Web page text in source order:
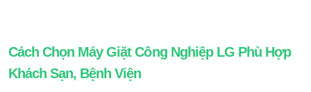
Cách Chọn Máy Giặt Công Nghiệp LG Phù Hợp
Khách Sạn, Bệnh Viện